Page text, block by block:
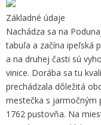
Základné údaje
Nachádza sa na
tabuľa a začína ipeľská
a na druhej časti sú
vinice. Dorába sa tu
prechádzala dôležitá
mestečka s jarmočným
1762 pustovňa. Na